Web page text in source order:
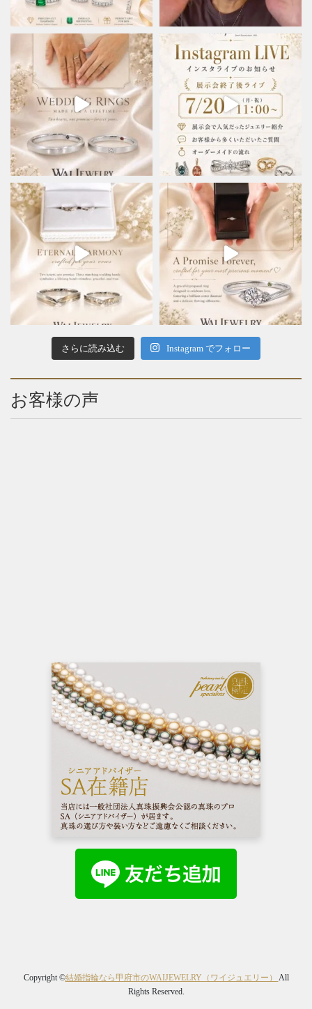
さらに読み込む Instagram でフォロー
お客様の声
Copyright ©結婚指輪なら甲府市のWAIJEWELRY（ワイジュエリー）
All
Rights Reserved.